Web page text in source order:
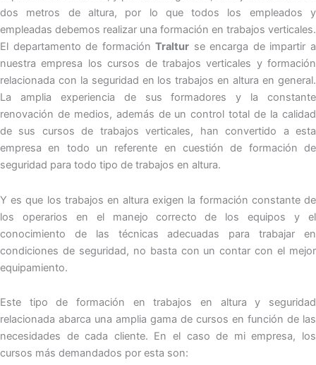
dos metros de altura, por lo que todos los empleados y
empleadas debemos realizar una formación en trabajos verticales.
El departamento de formaciónTraltur se encarga de impartir a
nuestra empresa los cursos de trabajos verticales y formación
relacionada con la seguridad en los trabajos en altura en general.
La amplia experiencia de sus formadores y la constante
renovación de medios, además de un control total de la calidad
de sus cursos de trabajos verticales, han convertido a esta
empresa en todo un referente en cuestión de formación de
seguridad para todo tipo de trabajos en altura.
Y es que los trabajos en altura exigen la formación constante de
los operarios en el manejo correcto de los equipos y el
conocimiento de las técnicas adecuadas para trabajar en
condiciones de seguridad, no basta con un contar con el mejor
equipamiento.
Este tipo de formación en trabajos en altura y seguridad
relacionada abarca una amplia gama de cursos en función de las
necesidades de cada cliente. En el caso de mi empresa, los
cursos más demandados por esta son: